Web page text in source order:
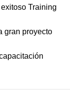
Training
gran proyecto